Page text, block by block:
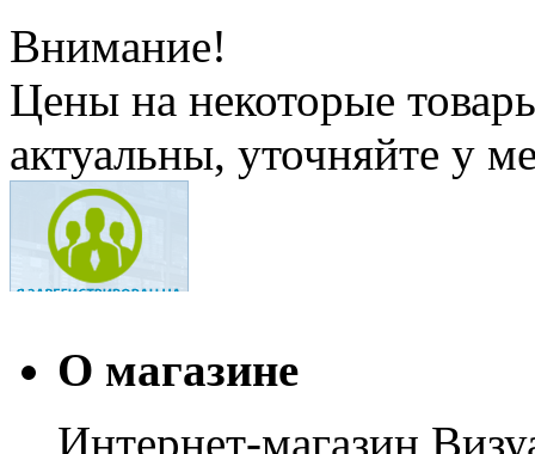
Внимание!
Цены на некоторые
актуальны, уточняйте у
О магазине
Интернет-магазин